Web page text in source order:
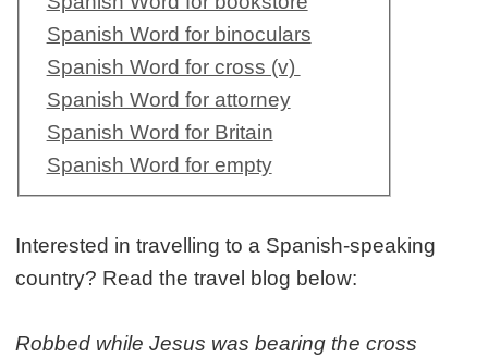
Spanish Word for binoculars
Spanish Word for cross (v)
Spanish Word for attorney
Spanish Word for Britain
Spanish Word for empty
Interested in travelling to a Spanish-speaking
country? Read the travel blog below:
Robbed while Jesus was bearing the cross